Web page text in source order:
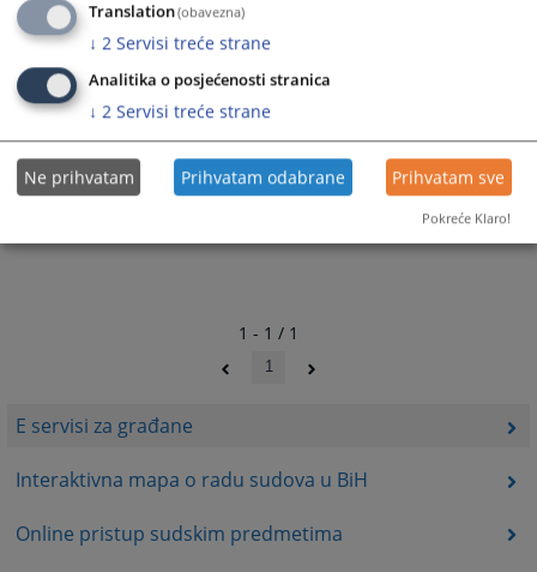
E servisi za građane
Interaktivna mapa o radu sudova u BiH
Online pristup sudskim predmetima
1 - 1 / 1
1
Translation(obavezna)
↓ 2 Servisi treće strane
Analitika o posjećenosti stranica
↓ 2 Servisi treće strane
Ne prihvatam Prihvatam odabrane Prihvatam sve
Pokreće Klaro!